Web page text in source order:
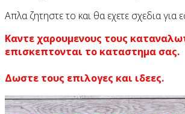
Απλα ζητηστε το και θα εχετε σχεδια για
Καντε χαρουμενους τους
επισκεπτονται το καταστημα σας.
Δωστε τους επιλογες και ιδεες.